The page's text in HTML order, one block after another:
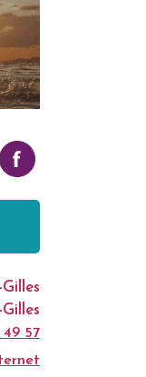
49 57